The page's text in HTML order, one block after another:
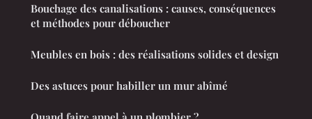
Bouchage des canalisations : causes, conséquences
et méthodes pour déboucher
Meubles en bois : des réalisations solides et design
Des astuces pour habiller un mur abîmé